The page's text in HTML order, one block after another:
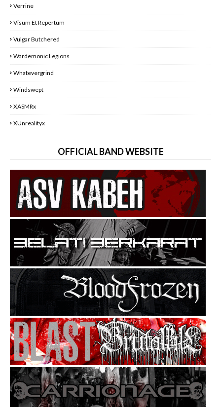
Verrine
Visum Et Repertum
Vulgar Butchered
Wardemonic Legions
Whatevergrind
Windswept
XASMRx
XUnrealityx
OFFICIAL BAND WEBSITE